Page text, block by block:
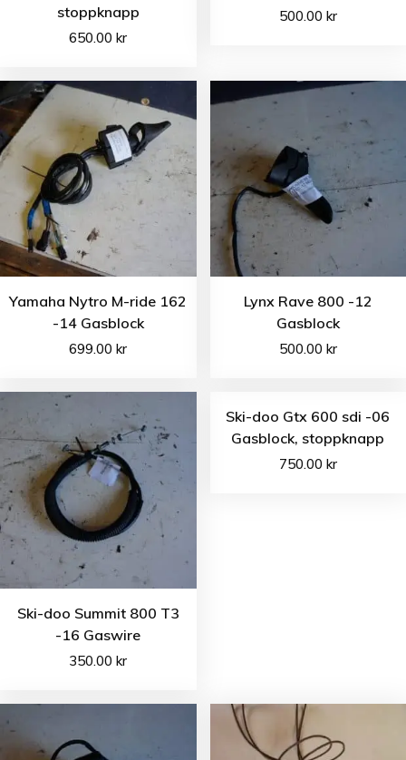
stoppknapp
650.00kr
500.00 kr
Yamaha Nytro M-ride 162
-14 Gasblock
699.00kr
Lynx Rave 800 -12
Gasblock
500.00 kr
Ski-doo Summit 800 T3
-16 Gaswire
350.00kr
Ski-doo Gtx 600 sdi -06
Gasblock, stoppknapp
750.00 kr